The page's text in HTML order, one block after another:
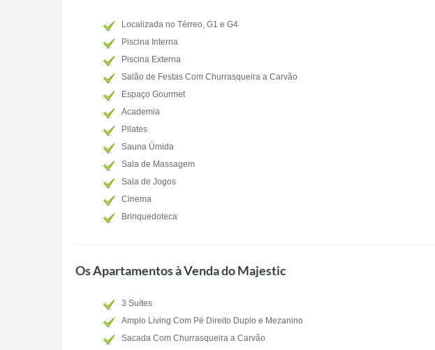
Localizada no Térreo, G1 e G4
Piscina Interna
Piscina Externa
Salão de Festas Com Churrasqueira a Carvão
Espaço Gourmet
Academia
Pilates
Sauna Úmida
Sala de Massagem
Sala de Jogos
Cinema
Brinquedoteca
Os Apartamentos à Venda do Majestic
3 Suítes
Amplo Living Com Pé Direito Duplo e Mezanino
Sacada Com Churrasqueira a Carvão